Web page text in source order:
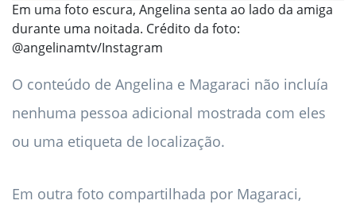
Em uma foto escura, Angelina senta ao lado da amiga
durante uma noitada. Crédito da foto:
@angelinamtv/Instagram
O conteúdo de Angelina e Magaraci não incluía
nenhuma pessoa adicional mostrada com eles
ou uma etiqueta de localização.
Em outra foto compartilhada por Magaraci,